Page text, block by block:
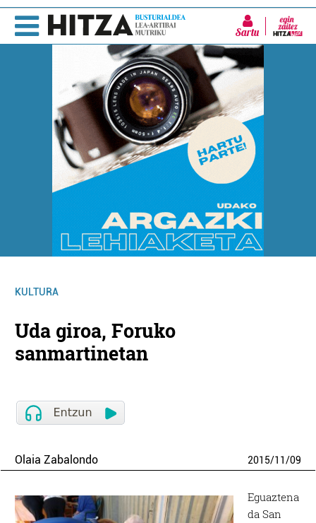
Sartu
KULTURA
Uda giroa, Foruko
sanmartinetan
Olaia Zabalondo 2015/11/09
Eguaztena
da San